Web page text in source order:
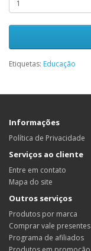
Etiquetas: Educação
Informações
Política de Privacidade
Serviços ao cliente
Entre em contato
Mapa do site
Outros serviços
Produtos por marca
Comprar vale presentes
Programa de afiliados